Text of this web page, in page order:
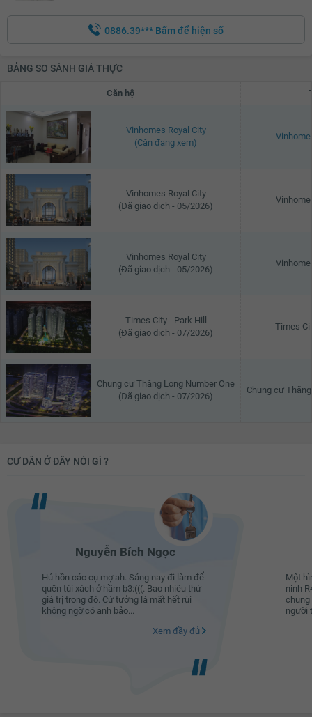
0886.39*** Bấm để hiện số
BẢNG SO SÁNH GIÁ THỰC
Căn hộ
Vinhomes Royal City
(Căn đang xem)
Vinhomes Royal City
(Đã giao dịch - 05/2026)
Vinhomes Royal City
(Đã giao dịch - 05/2026)
Times City - Park Hill
(Đã giao dịch - 07/2026)
Times
Chung cư Thăng Long Number One
(Đã giao dịch - 07/2026)
Chung cư
CƯ DÂN Ở ĐÂY NÓI GÌ ?
Nguyễn Bích Ngọc
Hú hồn các cụ mợ ah. Sáng nay đi làm để
quên túi xách ở hầm b3:(((. Bao nhiêu thứ
giá trị trong đó. Cứ tưởng là mất hết rùi
không ngờ có anh bảo...
Xem đầy đủ
Một
ninh
chung
người